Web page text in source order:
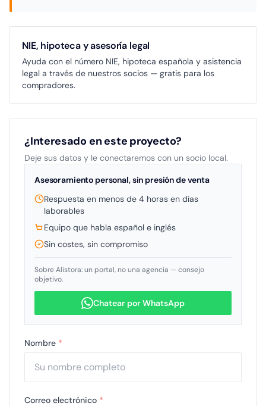
NIE, hipoteca y asesoría legal
Ayuda con el número NIE, hipoteca española y asistencia
legal a través de nuestros socios — gratis para los
compradores.
¿Interesado en este proyecto?
Deje sus datos y le conectaremos con un socio local.
Asesoramiento personal, sin presión de venta
Respuesta en menos de 4 horas en días
laborables
Equipo que habla español e inglés
Sin costes, sin compromiso
Sobre Alistora: un portal, no una agencia — consejo
objetivo.
Chatear por WhatsApp
Nombre *
Correo electrónico *